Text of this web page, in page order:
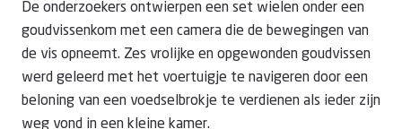
De onderzoekers ontwierpen een set wielen onder een
goudvissenkom met een camera die de bewegingen van
de vis opneemt. Zes vrolijke en opgewonden goudvissen
werd geleerd met het voertuigje te navigeren door een
beloning van een voedselbrokje te verdienen als ieder zijn
weg vond in een kleine kamer.